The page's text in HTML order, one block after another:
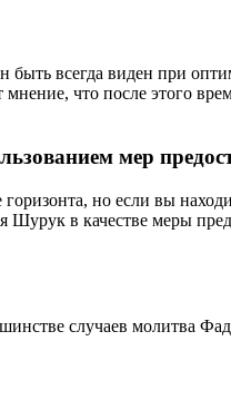
всегда виден при
что после этого
мер
но если вы
в качестве меры
случаев молитва